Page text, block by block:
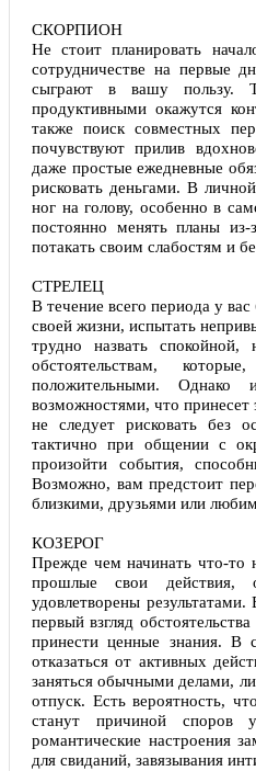
СКОРПИОН
Не стоит планировать
сотрудничестве на первые
сыграют в вашу пользу.
продуктивными окажутся
также поиск совместных
почувствуют прилив
даже простые ежедневные
рисковать деньгами. В
ног на голову, особенно в
постоянно менять планы
потакать своим слабостям и
СТРЕЛЕЦ
В течение всего периода у
своей жизни, испытать
трудно назвать
обстоятельствам,
положительными.
возможностями, что
не следует рисковать без
тактично при общении с
произойти события,
Возможно, вам предстоит
близкими, друзьями или
КОЗЕРОГ
Прежде чем начинать что-то
прошлые свои
удовлетворены
первый взгляд
принести ценные знания. В
отказаться от активных
заняться обычными делами,
отпуск. Есть вероятность,
станут причиной
романтические настроения
для свиданий, завязывания